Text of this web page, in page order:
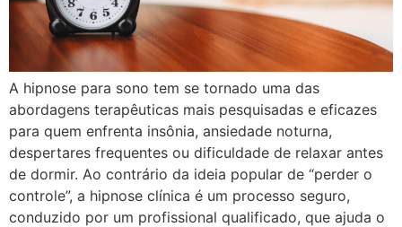
A hipnose para sono tem se tornado uma das
abordagens terapêuticas mais pesquisadas e eficazes
para quem enfrenta insônia, ansiedade noturna,
despertares frequentes ou dificuldade de relaxar antes
de dormir. Ao contrário da ideia popular de “perder o
controle”, a hipnose clínica é um processo seguro,
conduzido por um profissional qualificado, que ajuda o